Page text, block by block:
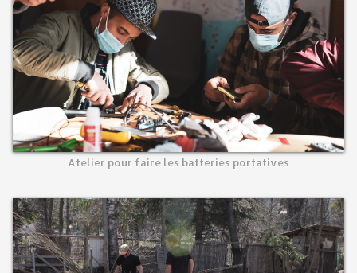
Atelier pour faire les batteries portatives